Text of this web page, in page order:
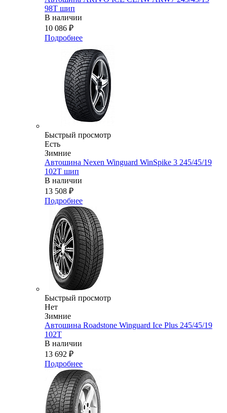
98T шип
В наличии
10 086 ₽
Подробнее
Быстрый просмотр
Есть
Зимние
Автошина Nexen Winguard WinSpike 3 245/45/19
102T шип
В наличии
13 508 ₽
Подробнее
Быстрый просмотр
Нет
Зимние
Автошина Roadstone Winguard Ice Plus 245/45/19
102T
В наличии
13 692 ₽
Подробнее